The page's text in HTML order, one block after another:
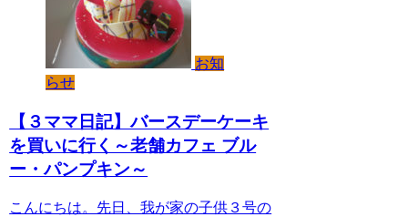
お知
らせ
【３ママ日記】バースデーケーキ
を買いに行く～老舗カフェ ブル
ー・パンプキン～
こんにちは。先日、我が家の子供３号の